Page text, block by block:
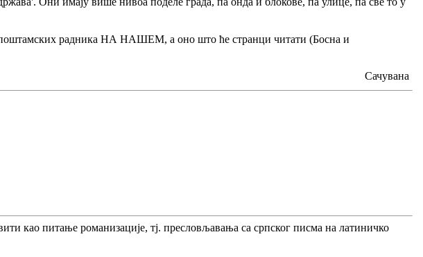
поштамских радника НА НАШЕМ, а оно што ће странци читати (Босна и
Сачувана
као питање романизације, тј. пресловљавања са српског писма на латиничко